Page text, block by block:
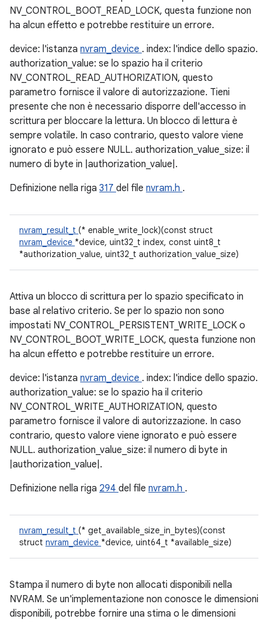
NV_CONTROL_BOOT_READ_LOCK, questa funzione non
ha alcun effetto e potrebbe restituire un errore.
device: l'istanza nvram_device . index: l'indice dello spazio.
authorization_value: se lo spazio ha il criterio
NV_CONTROL_READ_AUTHORIZATION, questo
parametro fornisce il valore di autorizzazione. Tieni
presente che non è necessario disporre dell'accesso in
scrittura per bloccare la lettura. Un blocco di lettura è
sempre volatile. In caso contrario, questo valore viene
ignorato e può essere NULL. authorization_value_size: il
numero di byte in |authorization_value|.
Definizione nella riga 317 del file nvram.h .
nvram_result_t (* enable_write_lock)(const struct
nvram_device *device, uint32_t index, const uint8_t
*authorization_value, uint32_t authorization_value_size)
Attiva un blocco di scrittura per lo spazio specificato in
base al relativo criterio. Se per lo spazio non sono
impostati NV_CONTROL_PERSISTENT_WRITE_LOCK o
NV_CONTROL_BOOT_WRITE_LOCK, questa funzione non
ha alcun effetto e potrebbe restituire un errore.
device: l'istanza nvram_device . index: l'indice dello spazio.
authorization_value: se lo spazio ha il criterio
NV_CONTROL_WRITE_AUTHORIZATION, questo
parametro fornisce il valore di autorizzazione. In caso
contrario, questo valore viene ignorato e può essere
NULL. authorization_value_size: il numero di byte in
|authorization_value|.
Definizione nella riga 294 del file nvram.h .
nvram_result_t (* get_available_size_in_bytes)(const
struct nvram_device *device, uint64_t *available_size)
Stampa il numero di byte non allocati disponibili nella
NVRAM. Se un'implementazione non conosce le dimensioni
disponibili, potrebbe fornire una stima o le dimensioni